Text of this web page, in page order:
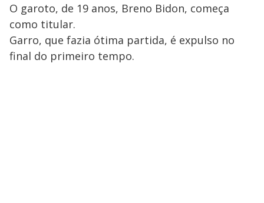
O garoto, de 19 anos, Breno Bidon, começa
como titular.
Garro, que fazia ótima partida, é expulso no
final do primeiro tempo.